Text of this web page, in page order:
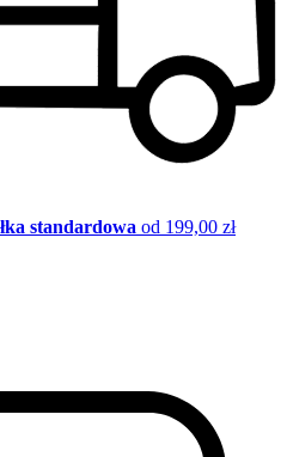
standardowa od 199,00 zł